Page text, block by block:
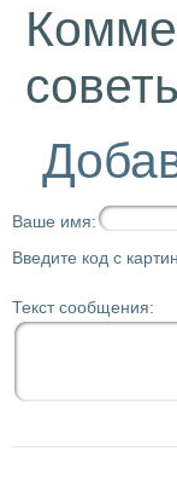
Ваше имя:
Введите код с
Текст сообщения: